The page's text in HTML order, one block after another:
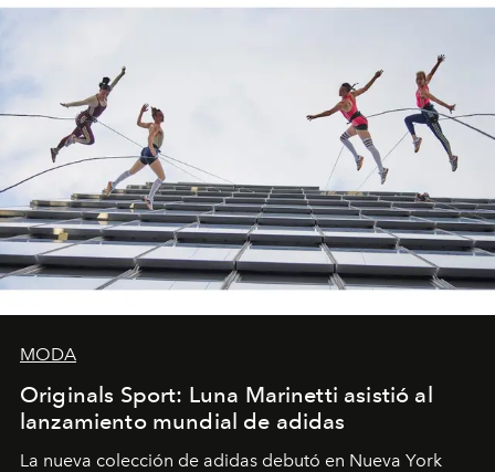
MODA
Originals Sport: Luna Marinetti asistió al
lanzamiento mundial de adidas
La nueva colección de adidas debutó en Nueva York